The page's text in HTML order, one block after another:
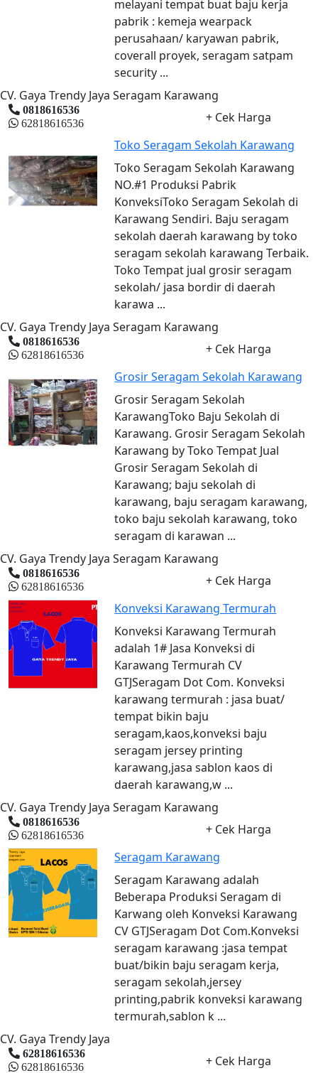
melayani tempat buat baju kerja
pabrik : kemeja wearpack
perusahaan/ karyawan pabrik,
coverall proyek, seragam satpam
security ...
CV. Gaya Trendy Jaya Seragam Karawang
0818616536
62818616536
+ Cek Harga
Toko Seragam Sekolah Karawang
Toko Seragam Sekolah Karawang
NO.#1 Produksi Pabrik
KonveksiToko Seragam Sekolah di
Karawang Sendiri. Baju seragam
sekolah daerah karawang by toko
seragam sekolah karawang Terbaik.
Toko Tempat jual grosir seragam
sekolah/ jasa bordir di daerah
karawa ...
CV. Gaya Trendy Jaya Seragam Karawang
0818616536
62818616536
+ Cek Harga
Grosir Seragam Sekolah Karawang
Grosir Seragam Sekolah
KarawangToko Baju Sekolah di
Karawang. Grosir Seragam Sekolah
Karawang by Toko Tempat Jual
Grosir Seragam Sekolah di
Karawang; baju sekolah di
karawang, baju seragam karawang,
toko baju sekolah karawang, toko
seragam di karawan ...
CV. Gaya Trendy Jaya Seragam Karawang
0818616536
62818616536
+ Cek Harga
Konveksi Karawang Termurah
Konveksi Karawang Termurah
adalah 1# Jasa Konveksi di
Karawang Termurah CV
GTJSeragam Dot Com. Konveksi
karawang termurah : jasa buat/
tempat bikin baju
seragam,kaos,konveksi baju
seragam jersey printing
karawang,jasa sablon kaos di
daerah karawang,w ...
CV. Gaya Trendy Jaya Seragam Karawang
0818616536
62818616536
+ Cek Harga
Seragam Karawang
Seragam Karawang adalah
Beberapa Produksi Seragam di
Karwang oleh Konveksi Karawang
CV GTJSeragam Dot Com.Konveksi
seragam karawang :jasa tempat
buat/bikin baju seragam kerja,
seragam sekolah,jersey
printing,pabrik konveksi karawang
termurah,sablon k ...
CV. Gaya Trendy Jaya
62818616536
62818616536
+ Cek Harga